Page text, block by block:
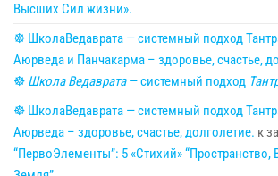
Высших Сил жизни».
☸ ШколаВедаврата — системный подход
Аюрведа и Панчакарма – здоровье, счастье,
☸ Школа Ведаврата— системный подход
☸ ШколаВедаврата — системный подход
Аюрведа – здоровье, счастье, долголетие. к
“ПервоЭлементы”: 5 «Стихий» “Пространство,